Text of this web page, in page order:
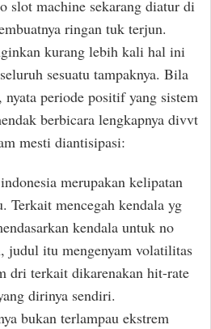
slot machine sekarang diatur di
ringan tuk terjun.
kurang lebih kali hal ini
sesuatu tampaknya. Bila
periode positif yang sistem
berbicara lengkapnya divvt
mesti diantisipasi:
merupakan kelipatan
mencegah kendala yg
kendala untuk no
judul itu mengenyam volatilitas
dri terkait dikarenakan hit-rate
dirinya sendiri.
bukan terlampau ekstrem